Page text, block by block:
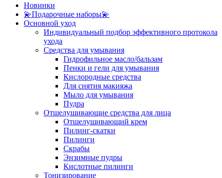
Новинки
💫Подарочные наборы💫
Основной уход
Индивидуальный подбор эффективного протокола
ухода
Средства для умывания
Гидрофильное масло/бальзам
Пенки и гели для умывания
Кислородные средства
Для снятия макияжа
Мыло для умывания
Пудра
Отшелушивающие средства для лица
Отшелушивающий крем
Пилинг-скатки
Пилинги
Скрабы
Энзимные пудры
Кислотные пилинги
Тонизирование